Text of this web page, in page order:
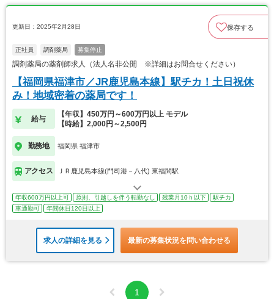
更新日：2025年2月28日 保存する
正社員 調剤薬局 募集停止
調剤薬局の薬剤師求人（法人名非公開 ※詳細はお問合せください）
【福岡県福津市／JR鹿児島本線】駅チカ！土日祝休
み！地域密着の薬局です！
給与
【年収】450万円～600万円以上 モデル
【時給】2,000円～2,500円
勤務地 福岡県 福津市
アクセス ＪＲ鹿児島本線(門司港－八代) 東福間駅
年収600万円以上可 原則、引越しを伴う転勤なし 残業月10ｈ以下
駅チカ
車通勤可
年間休日120日以上
求人の詳細を見る 最新の募集状況を問い合わせる
1